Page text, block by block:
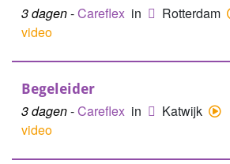
3 dagen-Careflex in
Rotterdam
video
Begeleider
3 dagen-Careflex in
Katwijk
video